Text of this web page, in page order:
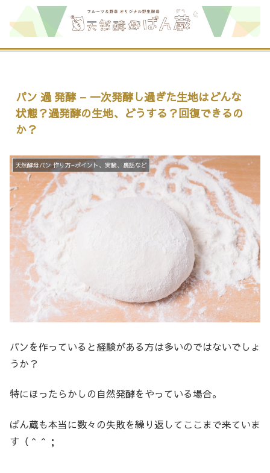
パン 過 発酵 – 一次発酵し過ぎた生地はどんな
状態？過発酵の生地、どうする？回復できるの
か？
天然酵母パン 作り方−ポイント、実験、裏話など
パンを作っていると経験がある方は多いのではないでしょ
うか？
特にほったらかしの自然発酵をやっている場合。
ぱん蔵も本当に数々の失敗を繰り返してここまで来ていま
す（＾＾；